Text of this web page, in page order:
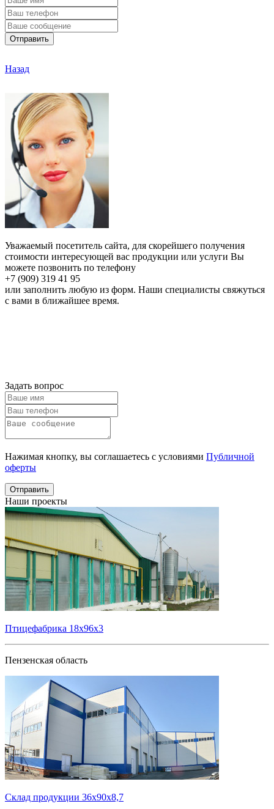
Отправить
Назад
Уважаемый посетитель сайта, для скорейшего получения
стоимости интересующей вас продукции или услуги Вы
можете позвонить по телефону
+7 (909) 319 41 95
или заполнить любую из форм. Наши специалисты свяжуться
с вами в ближайшее время.
Задать вопрос
Нажимая кнопку, вы соглашаетесь с условиями Публичной
оферты
Отправить
Наши проекты
Птицефабрика 18х96х3
Пензенская область
Склад продукции 36х90х8,7